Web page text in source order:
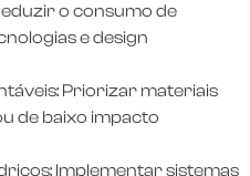
o consumo de
e design
Priorizar materiais
de baixo impacto
Implementar sistemas